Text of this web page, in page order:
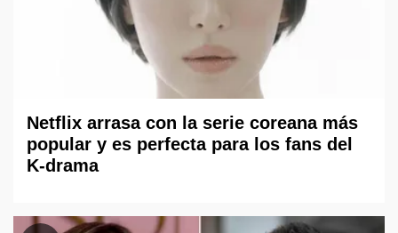
Netflix arrasa con la serie coreana más
popular y es perfecta para los fans del
K-drama